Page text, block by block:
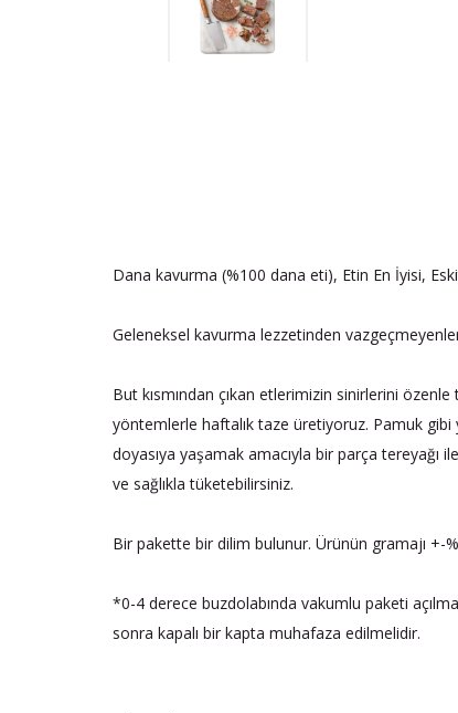
Dana kavurma (%100 dana eti), Etin En İyisi,
Geleneksel kavurma lezzetinden
But kısmından çıkan etlerimizin sinirlerini
yöntemlerle haftalık taze üretiyoruz. Pamuk gibi
doyasıya yaşamak amacıyla bir parça tereyağı
ve sağlıkla tüketebilirsiniz.
Bir pakette bir dilim bulunur. Ürünün gramajı +-
*0-4 derece buzdolabında vakumlu paketi
sonra kapalı bir kapta muhafaza edilmelidir.